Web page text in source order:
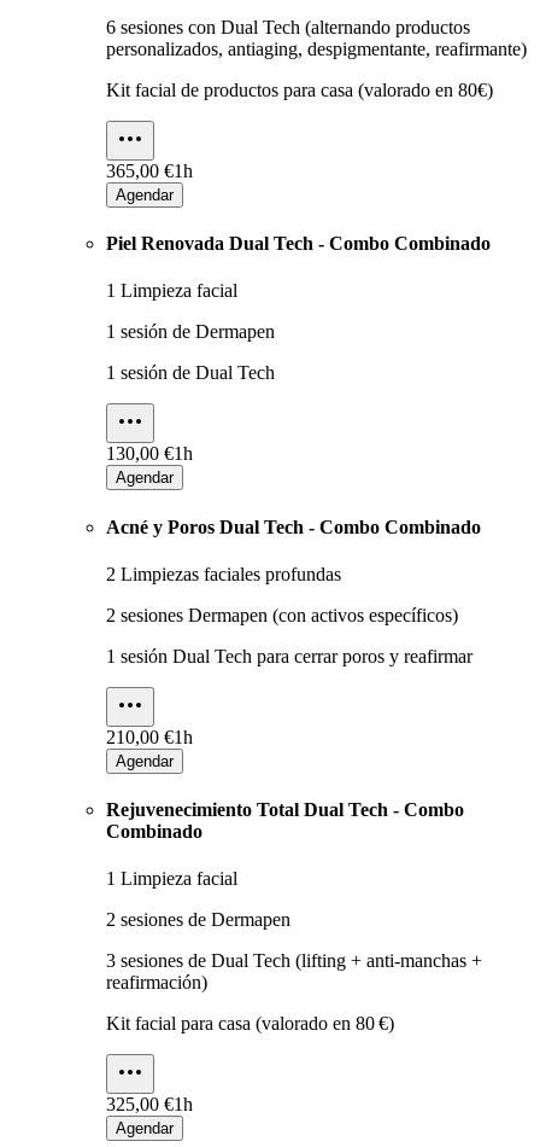
6 sesiones con Dual Tech (alternando productos
personalizados, antiaging, despigmentante, reafirmante)
Kit facial de productos para casa (valorado en 80€)
365,00 €1h
Agendar
Piel Renovada Dual Tech - Combo Combinado
1 Limpieza facial
1 sesión de Dermapen
1 sesión de Dual Tech
130,00 €1h
Agendar
Acné y Poros Dual Tech - Combo Combinado
2 Limpiezas faciales profundas
2 sesiones Dermapen (con activos específicos)
1 sesión Dual Tech para cerrar poros y reafirmar
210,00 €1h
Agendar
Rejuvenecimiento Total Dual Tech - Combo
Combinado
1 Limpieza facial
2 sesiones de Dermapen
3 sesiones de Dual Tech (lifting + anti-manchas +
reafirmación)
Kit facial para casa (valorado en 80 €)
325,00 €1h
Agendar